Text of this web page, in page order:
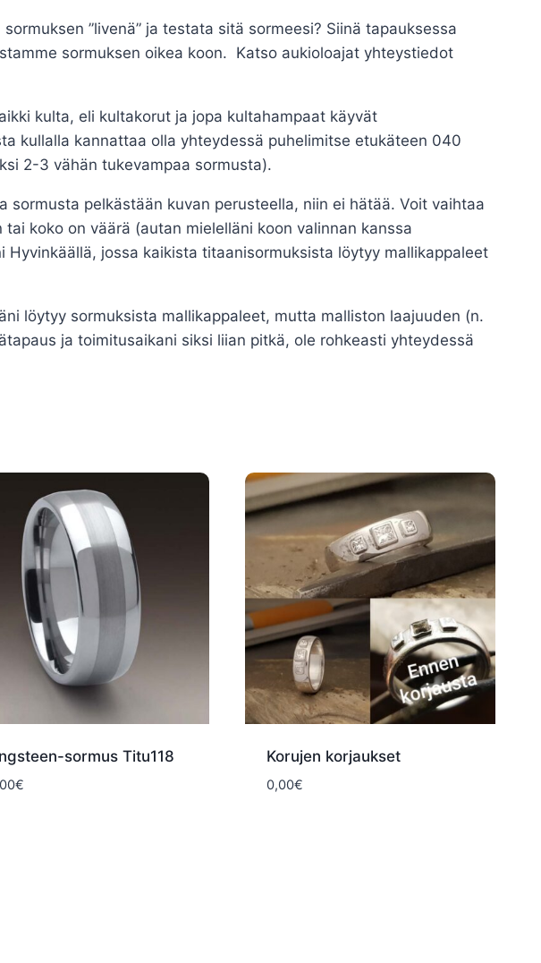
”livenä” ja testata sitä sormeesi? Siinä tapauksessa
sormuksen oikea koon. Katso aukioloajat yhteystiedot
kulta, eli kultakorut ja jopa kultahampaat käyvät
kullalla kannattaa olla yhteydessä puhelimitse etukäteen 040
2-3 vähän tukevampaa sormusta).
pelkästään kuvan perusteella, niin ei hätää. Voit vaihtaa
koko on väärä (autan mielelläni koon valinnan kanssa
jossa kaikista titaanisormuksista löytyy mallikappaleet
löytyy sormuksista mallikappaleet, mutta malliston laajuuden (n.
ja toimitusaikani siksi liian pitkä, ole rohkeasti yhteydessä
sormus Titu118
€
Korujen korjaukset
0,00€